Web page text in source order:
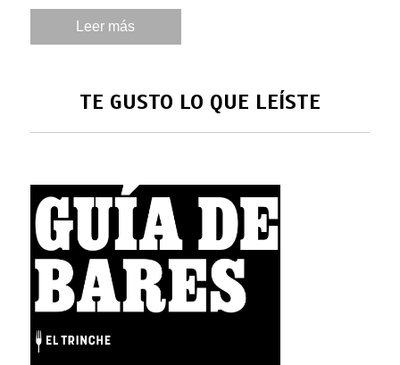
Leer más
TE GUSTO LO QUE LEÍSTE